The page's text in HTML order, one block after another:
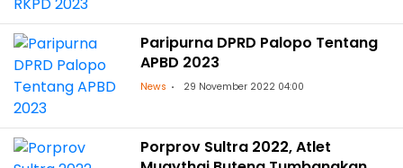
Paripurna DPRD Palopo Tentang
APBD 2023
News 29 November 2022 04:00
Porprov Sultra 2022, Atlet